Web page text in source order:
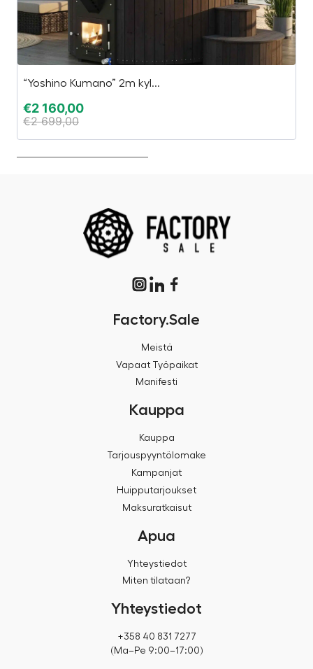
“Yoshino Kumano” 2m kyl...
€2 160,00
€2 699,00
Factory.Sale
Meistä
Vapaat Työpaikat
Manifesti
Kauppa
Kauppa
Tarjouspyyntölomake
Kampanjat
Huipputarjoukset
Maksuratkaisut
Apua
Yhteystiedot
Miten tilataan?
Yhteystiedot
+358 40 831 7277
(Ma–Pe 9:00–17:00)